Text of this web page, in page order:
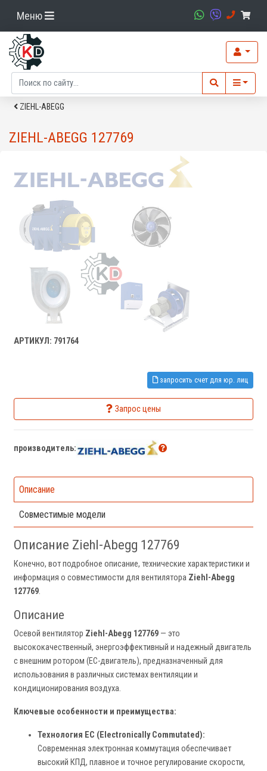
Меню
ZIEHL-ABEGG
ZIEHL-ABEGG 127769
АРТИКУЛ: 791764
запросить счет для юр. лиц
Запрос цены
производитель:
Описание
Совместимые модели
Описание Ziehl-Abegg 127769
Конечно, вот подробное описание, технические характеристики и
информация о совместимости для вентилятора Ziehl-Abegg
127769.
Описание
Осевой вентилятор Ziehl-Abegg 127769 — это
высококачественный, энергоэффективный и надежный двигатель
с внешним ротором (EC-двигатель), предназначенный для
использования в различных системах вентиляции и
кондиционирования воздуха.
Ключевые особенности и преимущества:
Технология EC (Electronically Commutated):
Современная электронная коммутация обеспечивает
высокий КПД, плавное и точное регулирование скорости,